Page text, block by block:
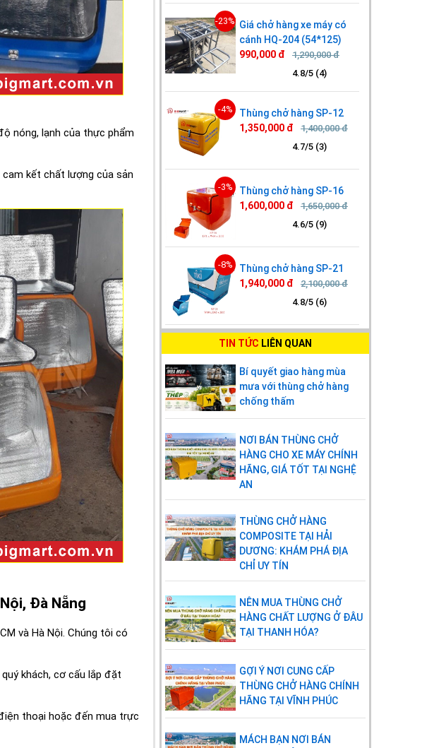
nóng, lạnh của thực phẩm
kết chất lượng của sản
Đà Nẵng
và Hà Nội. Chúng tôi có
khách, cơ cấu lắp đặt
thoại hoặc đến mua trực
-23% Giá chở hàng xe máy có
cánh HQ-204 (54*125)
990,000 đ
1,290,000 đ
4.8/5 (4)
-4%
Thùng chở hàng SP-12
1,350,000 đ
1,400,000 đ
4.7/5 (3)
-3%
Thùng chở hàng SP-16
1,600,000 đ
1,650,000 đ
4.6/5 (9)
-8%
Thùng chở hàng SP-21
1,940,000 đ
2,100,000 đ
4.8/5 (6)
TIN TỨC LIÊN QUAN
Bí quyết giao hàng mùa
mưa với thùng chở hàng
chống thấm
NƠI BÁN THÙNG CHỞ
HÀNG CHO XE MÁY CHÍNH
HÃNG, GIÁ TỐT TẠI NGHỆ
AN
THÙNG CHỞ HÀNG
COMPOSITE TẠI HẢI
DƯƠNG: KHÁM PHÁ ĐỊA
CHỈ UY TÍN
NÊN MUA THÙNG CHỞ
HÀNG CHẤT LƯỢNG Ở ĐÂU
TẠI THANH HÓA?
GỢI Ý NƠI CUNG CẤP
THÙNG CHỞ HÀNG CHÍNH
HÃNG TẠI VĨNH PHÚC
MÁCH BẠN NƠI BÁN